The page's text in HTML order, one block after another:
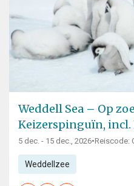
Weddell Sea – Op
Keizerspinguïn,
5 dec. - 15 dec., 2026•Reiscode:
Weddellzee